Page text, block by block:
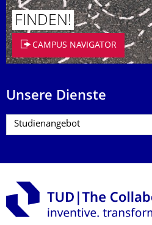
FINDEN!
CAMPUS NAVIGATOR
Unsere Dienste